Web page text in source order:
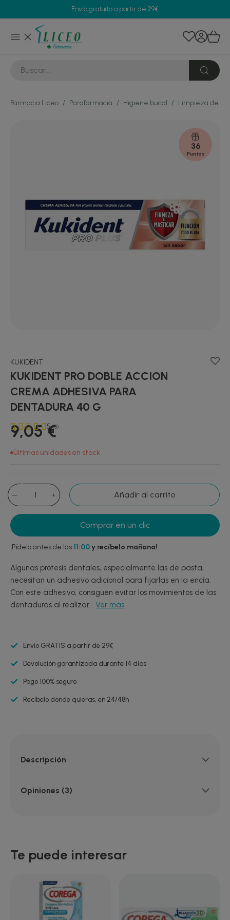
Envío gratuito a partir de 29€
Farmacia Liceo / Parafarmacia / Higiene bucal / Limpieza de
36
Puntos
KUKIDENT
KUKIDENT PRO DOBLE ACCION
CREMA ADHESIVA PARA
DENTADURA 40 G
9,05 €
5 (3)
Últimas unidades en stock
Añadir al carrito
Comprar en un clic
¡Pídelo antes de las 11:00y recíbelo mañana!
Algunas prótesis dentales, especialmente las de pasta,
necesitan un adhesivo adicional para fijarlas en la encía.
Con este adhesivo, consiguen evitar los movimientos de las
dentaduras al realizar... Ver más
Envío GRATIS a partir de 29€
Devolución garantizada durante 14 días
Pago 100% seguro
Recíbelo donde quieras, en 24/48h
Descripción
Opiniones (3)
Te puede interesar